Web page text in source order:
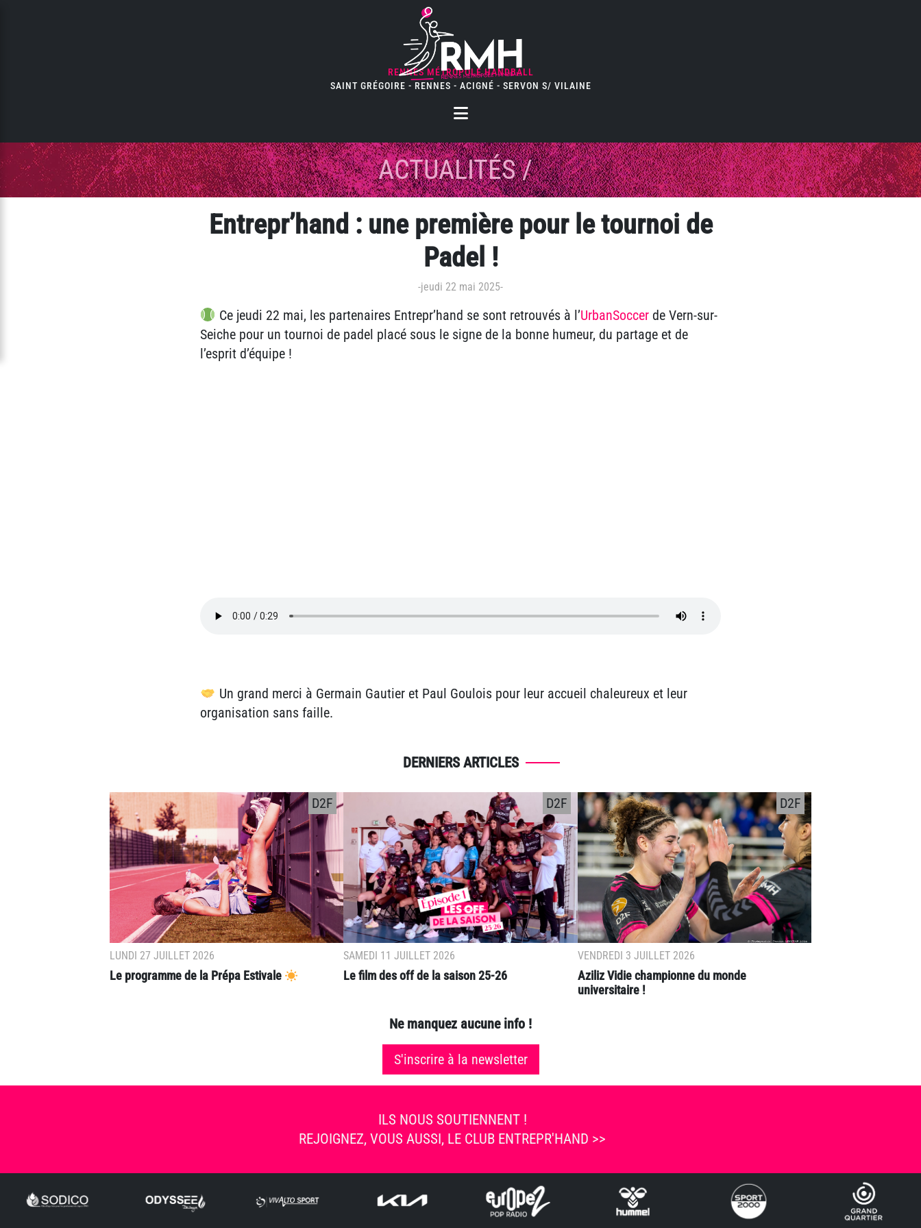
RENNES MÉTROPOLE HANDBALL
SAINT GRÉGOIRE - RENNES - ACIGNÉ - SERVON S/ VILAINE
ACTUALITÉS/
Entrepr’hand : une première pour le tournoi de
Padel !
-jeudi 22 mai 2025-
Ce jeudi 22 mai, les partenaires Entrepr’hand se sont retrouvés à l’UrbanSoccerde Vern-sur-
Seiche pour un tournoi de padel placé sous le signe de la bonne humeur, du partage et de
l’esprit d’équipe !
Un grand merci à Germain Gautier et Paul Goulois pour leur accueil chaleureux et leur
organisation sans faille.
DERNIERS ARTICLES
LUNDI 27 JUILLET 2026
Le programme de la Prépa Estivale
D2F
SAMEDI 11 JUILLET 2026
Le film des off de la saison 25-26
D2F
VENDREDI 3 JUILLET 2026
Aziliz Vidie championne du monde
universitaire !
D2F
Ne manquez aucune info !
S'inscrire à la newsletter
ILS NOUS SOUTIENNENT !
REJOIGNEZ, VOUS AUSSI, LE CLUB ENTREPR'HAND >>